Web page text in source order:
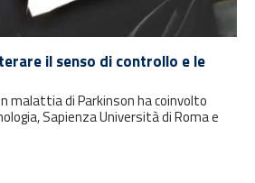
il senso di controllo e le
malattia di Parkinson ha coinvolto
Sapienza Università di Roma e